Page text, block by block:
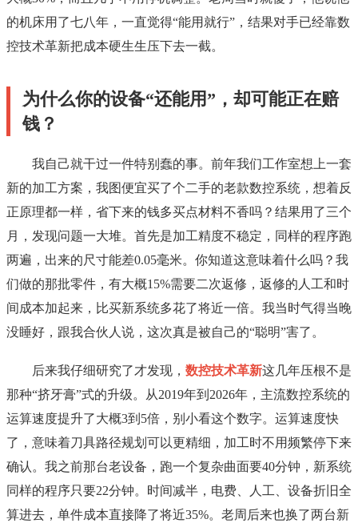
的机床用了七八年，一直觉得“能用就行”，结果对手已经靠数
控技术革新把成本硬生生压下去一截。
为什么你的设备“还能用”，却可能正在赔
钱？
我自己就干过一件特别蠢的事。前年我们工作室想上一套
新的加工方案，我图便宜买了个二手的老款数控系统，想着反
正原理都一样，省下来的钱多买点材料不香吗？结果用了三个
月，发现问题一大堆。首先是加工精度不稳定，同样的程序跑
两遍，出来的尺寸能差0.05毫米。你知道这意味着什么吗？我
们做的那批零件，有大概15%需要二次返修，返修的人工和时
间成本加起来，比买新系统多花了将近一倍。我当时气得当晚
没睡好，跟我合伙人说，这次真是被自己的“聪明”害了。
后来我仔细研究了才发现， 数控技术革新这几年压根不是
那种“挤牙膏”式的升级。从2019年到2026年，主流数控系统的
运算速度提升了大概3到5倍，别小看这个数字。运算速度快
了，意味着刀具路径规划可以更精细，加工时不用频繁停下来
确认。我之前那台老设备，跑一个复杂曲面要40分钟，新系统
同样的程序只要22分钟。时间减半，电费、人工、设备折旧全
算进去，单件成本直接降了将近35%。老周后来也换了两台新